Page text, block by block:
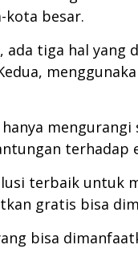
besar.
tiga hal
terhadap
terbaik untuk
gratis bisa
bisa